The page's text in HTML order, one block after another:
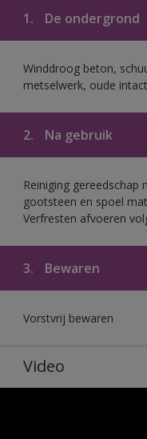
1. De ondergrond
Winddroog beton,
metselwerk, oude
2. Na gebruik
Reiniging
gootsteen en spoel
Verfresten afvoeren
3. Bewaren
Vorstvrij bewaren
Video